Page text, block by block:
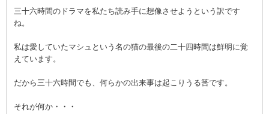
三十六時間のドラマを私たち読み手に想像させようという訳です
ね。
私は愛していたマシュという名の猫の最後の二十四時間は鮮明に覚
えています。
だから三十六時間でも、何らかの出来事は起こりうる筈です。
それが何か・・・